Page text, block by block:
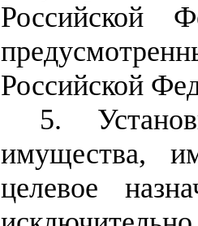
Российской
Российской
5.
имущества,
целевое